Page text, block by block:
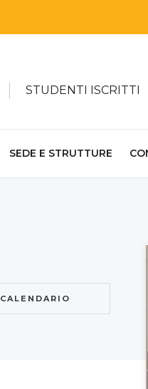
STUDENTI ISCRITTI
SEDE E STRUTTURE
CALENDARIO